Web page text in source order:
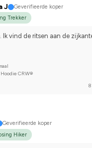
J
Geverifieerde koper
Trekker
Ik vind de ritsen aan de
CRW®
Geverifieerde koper
Hiker